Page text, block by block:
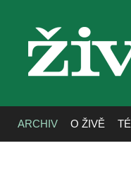
živa
ARCHIV O ŽIVĚ